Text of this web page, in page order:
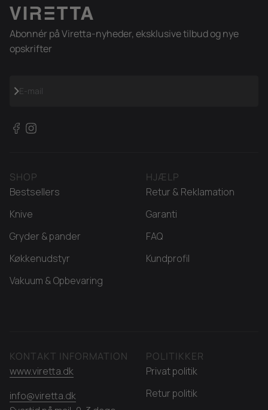
Abonnér på Viretta-nyheder, eksklusive tilbud og nye
opskrifter
E-mail
Abonnér
HJÆLP
Retur & Reklamation
Garanti
FAQ
Kundprofil
POLITIKKER
Privat politik
Retur politik
SHOP
Bestsellers
Knive
Gryder & pander
Køkkenudstyr
Vakuum & Opbevaring
KONTAKT INFORMATION
www.viretta.dk
info@viretta.dk